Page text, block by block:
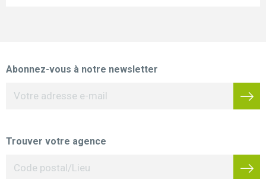
Abonnez-vous à notre newsletter
Trouver votre agence